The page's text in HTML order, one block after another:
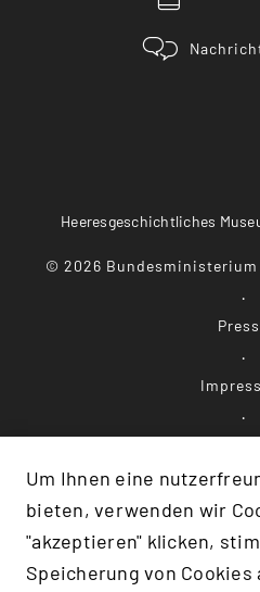
Heeresgeschichtliches
© 2026
Um Ihnen eine
bieten, verwenden wir
"akzeptieren" klicken,
Speicherung von Cookies